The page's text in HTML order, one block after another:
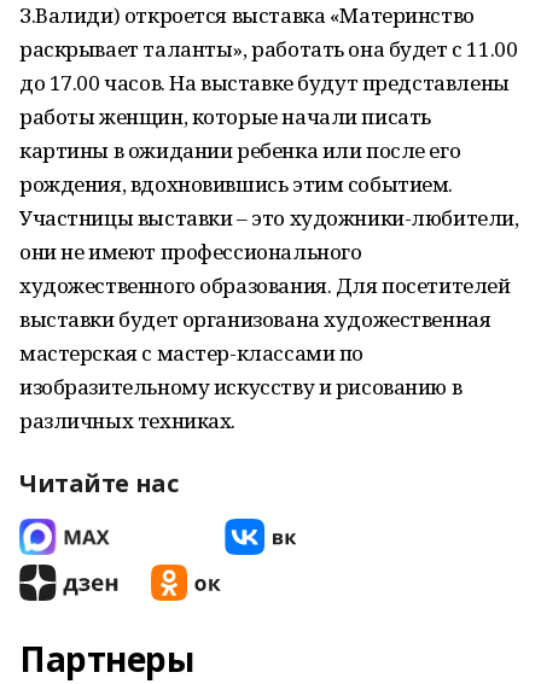
З.Валиди) откроется выставка «Материнство
раскрывает таланты», работать она будет с 11.00
до 17.00 часов. На выставке будут представлены
работы женщин, которые начали писать
картины в ожидании ребенка или после его
рождения, вдохновившись этим событием.
Участницы выставки – это художники-любители,
они не имеют профессионального
художественного образования. Для посетителей
выставки будет организована художественная
мастерская с мастер-классами по
изобразительному искусству и рисованию в
различных техниках.
Читайте нас
Партнеры